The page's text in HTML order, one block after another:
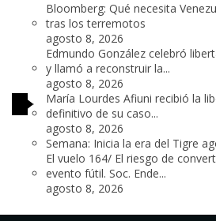
Bloomberg: Qué necesita
tras los terremotos
agosto 8, 2026
Edmundo González celebró
y llamó a reconstruir la...
agosto 8, 2026
María Lourdes Afiuni recibió la
definitivo de su caso...
agosto 8, 2026
Semana: Inicia la era del Tigre
El vuelo 164/ El riesgo de
evento fútil. Soc. Ende...
agosto 8, 2026